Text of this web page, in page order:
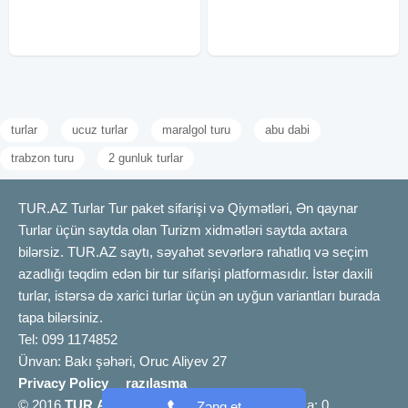
turlar ucuz turlar maralgol turu abu dabi
trabzon turu 2 gunluk turlar
TUR.AZ Turlar Tur paket sifarişi və Qiymətləri, Ən qaynar
Turlar üçün saytda olan Turizm xidmətləri saytda axtara
bilərsiz. TUR.AZ saytı, səyahət sevərlərə rahatlıq və seçim
azadlığı təqdim edən bir tur sifarişi platformasıdır. İstər daxili
turlar, istərsə də xarici turlar üçün ən uyğun variantları burada
tapa bilərsiniz.
Tel: 099 1174852
Ünvan: Bakı şəhəri, Oruc Aliyev 27
Privacy Policy
razılaşma